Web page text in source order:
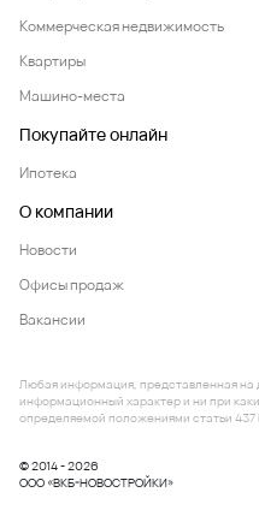
Коммерческая недвижимость
Квартиры
Машино-места
Покупайте онлайн
Ипотека
О компании
Новости
Офисы продаж
Вакансии
© 2014 - 2026
ООО «ВКБ-НОВОСТРОЙКИ»
Любая информация, представленная
информационный характер и ни при
определяемой положениями статьи 437